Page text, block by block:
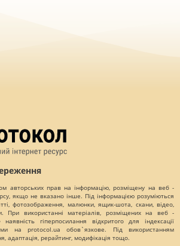
авторських прав на інформацію, розміщену на веб -
якщо не вказано інше. Під інформацією розуміються
фотозображення, малюнки, ящик-шота, скани, відео,
При використанні матеріалів, розміщених на веб -
наявність гіперпосилання відкритого для індексації
на protocol.ua обов`язкове. Під використанням
адаптація, рерайтинг, модифікація тощо.